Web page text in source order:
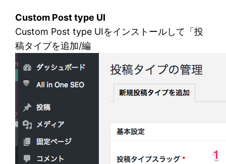
Custom Post type UI
Custom Post type UIをインストールして「投
稿タイプを追加/編